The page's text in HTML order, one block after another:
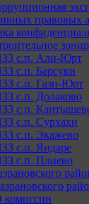
правовых
с.п. Али-Юрт
с.п. Барсуки
с.п. Гази-Юрт
с.п. Долаково
с.п.
с.п. Сурхахи
с.п. Экажево
с.п. Яндаре
с.п. Плиево
комиссии